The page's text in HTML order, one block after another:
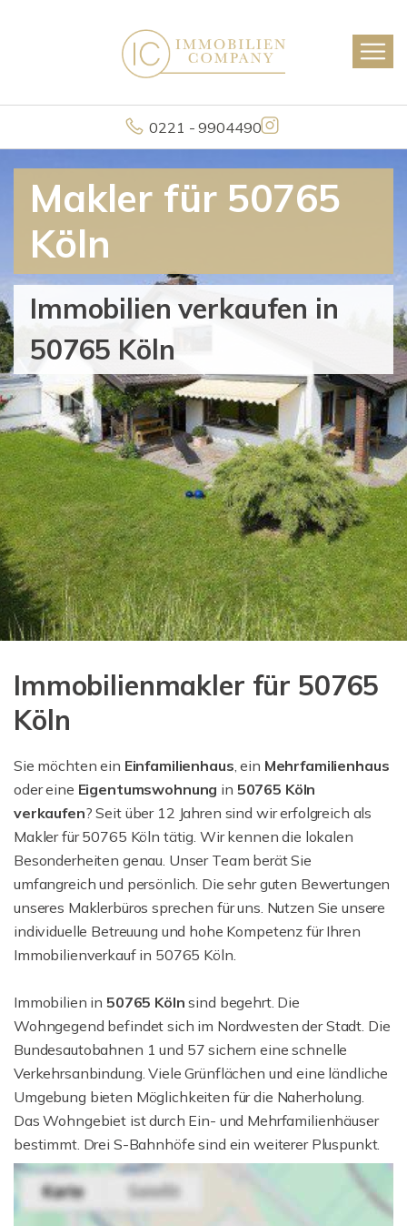
0221 - 9904490
Makler für 50765
Köln
Immobilien verkaufen in
50765 Köln
Immobilienmakler für 50765
Köln
Sie möchten ein Einfamilienhaus, ein Mehrfamilienhaus
oder eine Eigentumswohnung in 50765 Köln
verkaufen? Seit über 12 Jahren sind wir erfolgreich als
Makler für 50765 Köln tätig. Wir kennen die lokalen
Besonderheiten genau. Unser Team berät Sie
umfangreich und persönlich. Die sehr guten Bewertungen
unseres Maklerbüros sprechen für uns. Nutzen Sie unsere
individuelle Betreuung und hohe Kompetenz für Ihren
Immobilienverkauf in 50765 Köln.
Immobilien in 50765 Kölnsind begehrt. Die
Wohngegend befindet sich im Nordwesten der Stadt. Die
Bundesautobahnen 1 und 57 sichern eine schnelle
Verkehrsanbindung. Viele Grünflächen und eine ländliche
Umgebung bieten Möglichkeiten für die Naherholung.
Das Wohngebiet ist durch Ein- und Mehrfamilienhäuser
bestimmt. Drei S-Bahnhöfe sind ein weiterer Pluspunkt.